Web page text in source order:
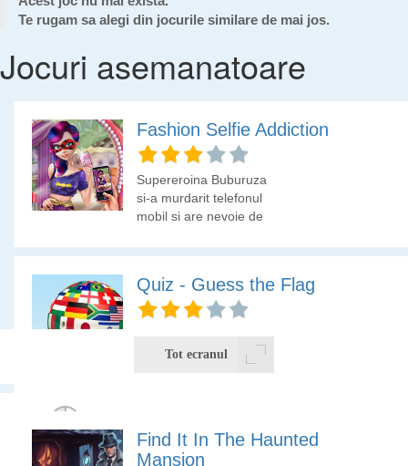
Te rugam sa alegi din jocurile similare de mai jos.
Jocuri asemanatoare
Fashion Selfie Addiction
Supereroina Buburuza
si-a murdarit telefonul
mobil si are nevoie de
Quiz - Guess the Flag
Ghiceste steagul tarii
care este afisat in
fotografie! Jocul cuprinde
Find It In The Haunted
Mansion
Tot ecranul